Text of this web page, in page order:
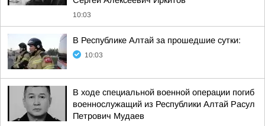
10:03
В Республике Алтай за прошедшие сутки:
10:03
В ходе специальной военной операции погиб
военнослужащий из Республики Алтай Расул
Петрович Мудаев